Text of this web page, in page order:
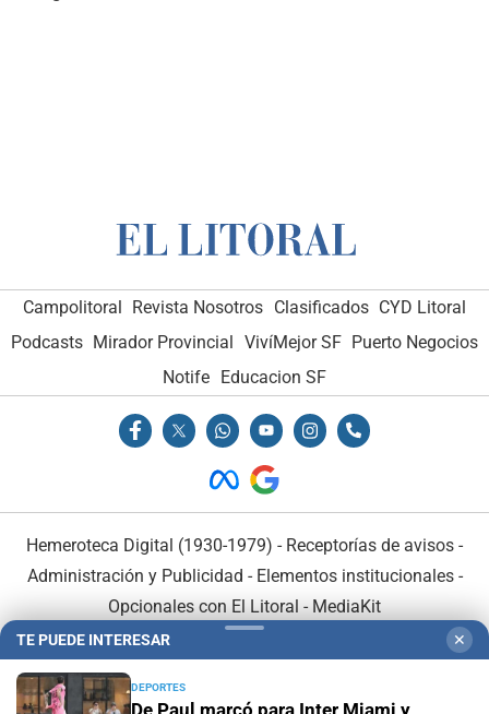
Campolitoral Revista Nosotros Clasificados CYD Litoral
Podcasts Mirador Provincial VivíMejor SF Puerto Negocios
Notife
Educacion SF
Hemeroteca Digital (1930-1979) - Receptorías de avisos -
Administración y Publicidad - Elementos institucionales-
Opcionales con El Litoral - MediaKit
TE PUEDE INTERESAR ✕
DEPORTES
De Paul marcó para Inter Miami y